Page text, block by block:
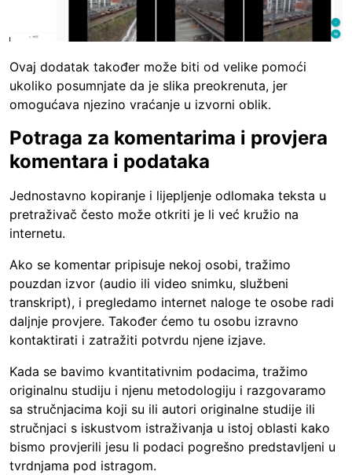
Ovaj dodatak također može biti od velike pomoći
ukoliko posumnjate da je slika preokrenuta, jer
omogućava njezino vraćanje u izvorni oblik.
Potraga za komentarima i provjera
komentara i podataka
Jednostavno kopiranje i lijepljenje odlomaka teksta u
pretraživač često može otkriti je li već kružio na
internetu.
Ako se komentar pripisuje nekoj osobi, tražimo
pouzdan izvor (audio ili video snimku, službeni
transkript), i pregledamo internet naloge te osobe radi
daljnje provjere. Također ćemo tu osobu izravno
kontaktirati i zatražiti potvrdu njene izjave.
Kada se bavimo kvantitativnim podacima, tražimo
originalnu studiju i njenu metodologiju i razgovaramo
sa stručnjacima koji su ili autori originalne studije ili
stručnjaci s iskustvom istraživanja u istoj oblasti kako
bismo provjerili jesu li podaci pogrešno predstavljeni u
tvrdnjama pod istragom.